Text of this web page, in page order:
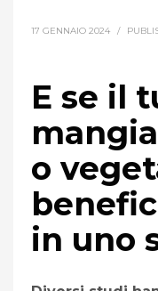
17 GENNAIO 2024 /
E se il
o
in uno